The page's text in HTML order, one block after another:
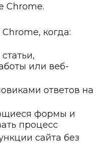
Chrome.
когда:
или веб-
ответов на
формы и
процесс
сайта без